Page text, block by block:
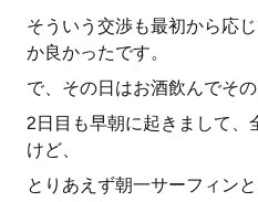
そういう交渉も最初から応
か良かったです。
で、その日はお酒飲んでそ
2日目も早朝に起きまして、
けど、
とりあえず朝一サーフィンと